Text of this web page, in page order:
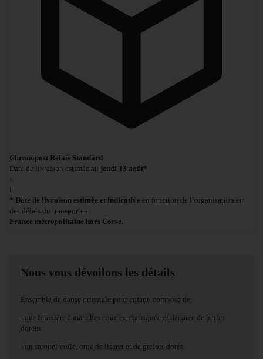
Chronopost Relais Standard
Date de livraison estimée au jeudi 13 août*
›
i
* Date de livraison estimée et indicative en fonction de l’organisation et
des délais du transporteur.
France métropolitaine hors Corse.
Nous vous dévoilons les détails
Ensemble de danse orientale pour enfant composé de:
- une brassière à manches courtes, élastiquée et décorée de perles
dorées
- un sarouel voilé, orné de liseret et de grelots dorés.